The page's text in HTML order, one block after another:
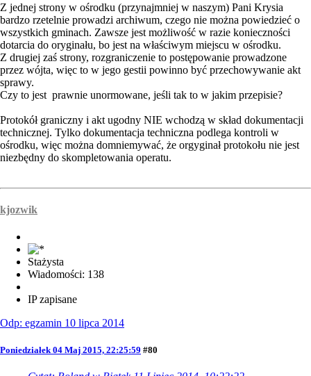
Z jednej strony w ośrodku (przynajmniej w naszym) Pani Krysia
bardzo rzetelnie prowadzi archiwum, czego nie można powiedzieć o
wszystkich gminach. Zawsze jest możliwość w razie konieczności
dotarcia do oryginału, bo jest na właściwym miejscu w ośrodku.
Z drugiej zaś strony, rozgraniczenie to postępowanie prowadzone
przez wójta, więc to w jego gestii powinno być przechowywanie akt
sprawy.
Czy to jest prawnie unormowane, jeśli tak to w jakim przepisie?
Protokół graniczny i akt ugodny NIE wchodzą w skład dokumentacji
technicznej. Tylko dokumentacja techniczna podlega kontroli w
ośrodku, więc można domniemywać, że orgyginał protokołu nie jest
niezbędny do skompletowania operatu.
kjozwik
Stażysta
Wiadomości: 138
IP zapisane
Odp: egzamin 10 lipca 2014
Poniedziałek 04 Maj 2015, 22:25:59 #80